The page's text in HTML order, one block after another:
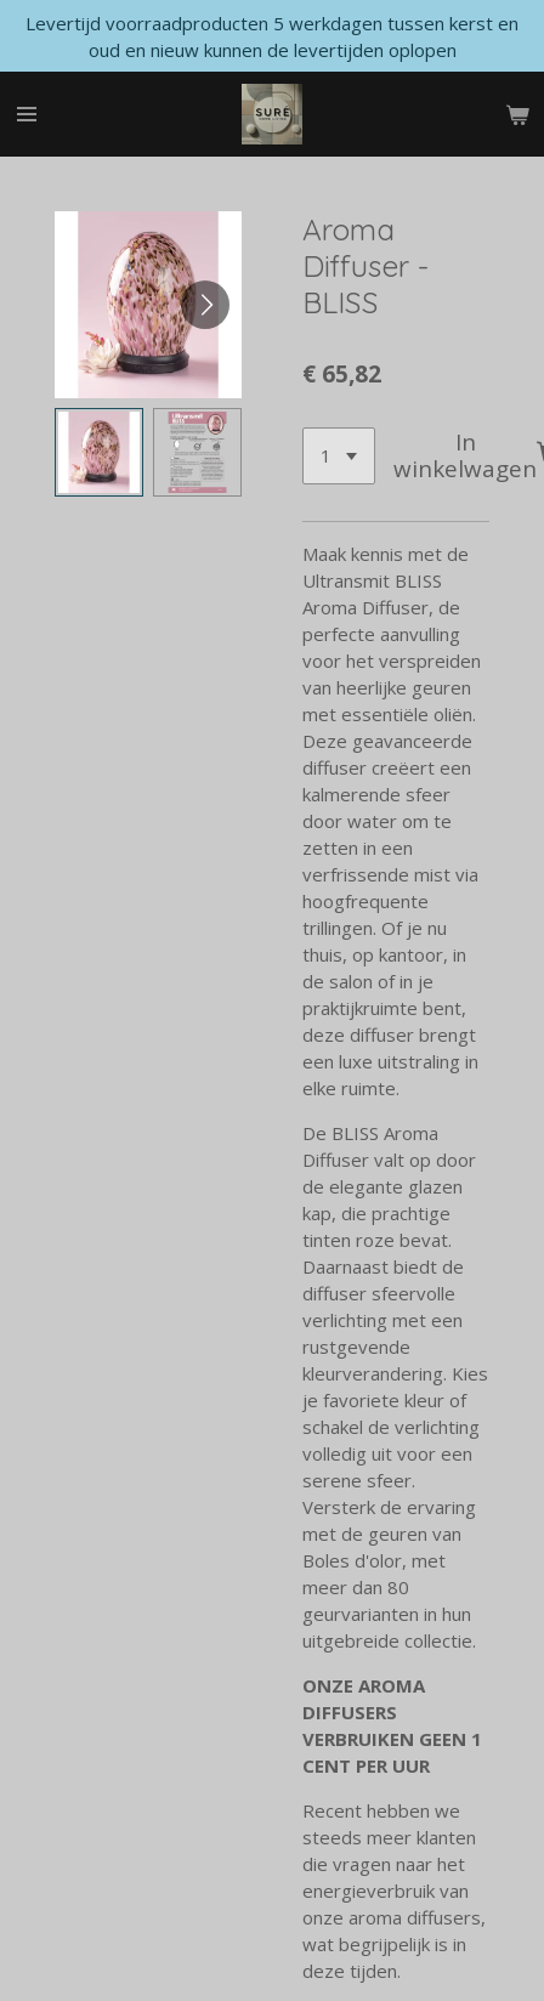
Ga
naar
de
Levertijd voorraadproducten 5 werkdagen tussen kerst en
oud en nieuw kunnen de levertijden oplopen
Aroma
Diffuser -
BLISS
€ 65,82
In
winkelwagen
Maak kennis met de
Ultransmit BLISS
Aroma Diffuser, de
perfecte aanvulling
voor het verspreiden
van heerlijke geuren
met essentiële oliën.
Deze geavanceerde
diffuser creëert een
kalmerende sfeer
door water om te
zetten in een
verfrissende mist via
hoogfrequente
trillingen. Of je nu
thuis, op kantoor, in
de salon of in je
praktijkruimte bent,
deze diffuser brengt
een luxe uitstraling in
elke ruimte.
De BLISS Aroma
Diffuser valt op door
de elegante glazen
kap, die prachtige
tinten roze bevat.
Daarnaast biedt de
diffuser sfeervolle
verlichting met een
rustgevende
kleurverandering. Kies
je favoriete kleur of
schakel de verlichting
volledig uit voor een
serene sfeer.
Versterk de ervaring
met de geuren van
Boles d'olor, met
meer dan 80
geurvarianten in hun
uitgebreide collectie.
ONZE AROMA
DIFFUSERS
VERBRUIKEN GEEN 1
CENT PER UUR
Recent hebben we
steeds meer klanten
die vragen naar het
energieverbruik van
onze aroma diffusers,
wat begrijpelijk is in
deze tijden.